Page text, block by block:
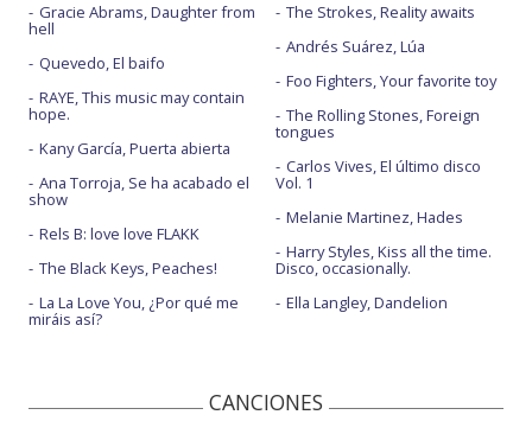
Gracie Abrams, Daughter from
hell
Quevedo, El baifo
RAYE, This music may contain
hope.
Kany García, Puerta abierta
Ana Torroja, Se ha acabado el
show
Rels B: love love FLAKK
The Black Keys, Peaches!
La La Love You, ¿Por qué me
miráis así?
The Strokes, Reality awaits
Andrés Suárez, Lúa
Foo Fighters, Your favorite toy
The Rolling Stones, Foreign
tongues
Carlos Vives, El último disco
Vol. 1
Melanie Martinez, Hades
Harry Styles, Kiss all the time.
Disco, occasionally.
Ella Langley, Dandelion
CANCIONES